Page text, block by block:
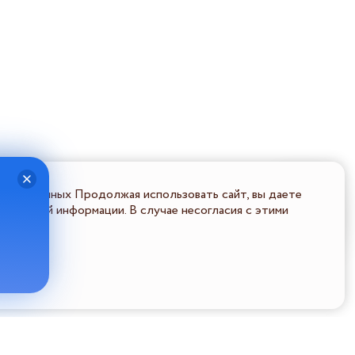
данных Продолжая использовать сайт, вы даете
информации. В случае несогласия с этими